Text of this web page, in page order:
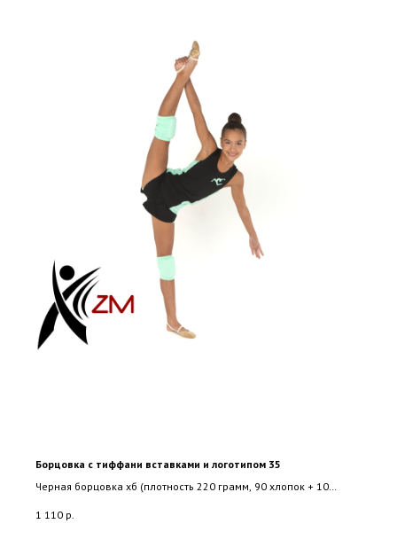
Борцовка с тиффани вставками и логотипом 35
Черная борцовка хб (плотность 220 грамм, 90 хлопок + 10
1 110 р.